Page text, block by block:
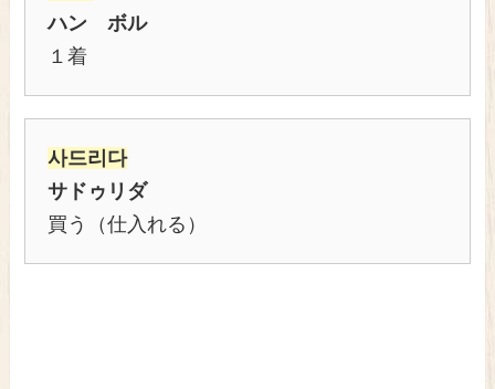
ハン ボル
１着
사드리다
サドゥリダ
買う（仕入れる）